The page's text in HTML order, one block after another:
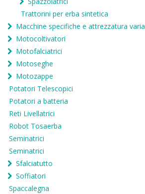
Trattorini per erba sintetica
Macchine specifiche e attrezzatura varia
Motocoltivatori
Motofalciatrici
Motoseghe
Motozappe
Potatori Telescopici
Potatori a batteria
Reti Livellatrici
Robot Tosaerba
Seminatrici
Seminatrici
Sfalciatutto
Soffiatori
Spaccalegna